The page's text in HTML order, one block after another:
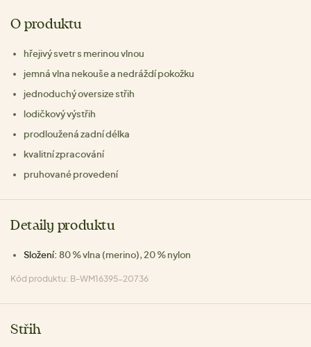
O produktu
hřejivý svetr s merinou vlnou
jemná vlna nekouše a nedráždí pokožku
jednoduchý oversize střih
lodičkový výstřih
prodloužená zadní délka
kvalitní zpracování
pruhované provedení
Detaily produktu
Složení: 80 % vlna (merino), 20 % nylon
Kód produktu: B-WM16395-20736
Střih